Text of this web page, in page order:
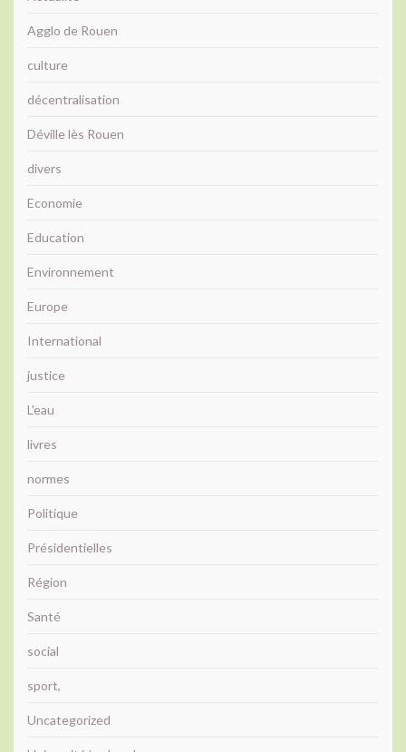
Agglo de Rouen
culture
décentralisation
Déville lès Rouen
divers
Economie
Education
Environnement
Europe
International
justice
L'eau
livres
normes
Politique
Présidentielles
Région
Santé
social
sport,
Uncategorized